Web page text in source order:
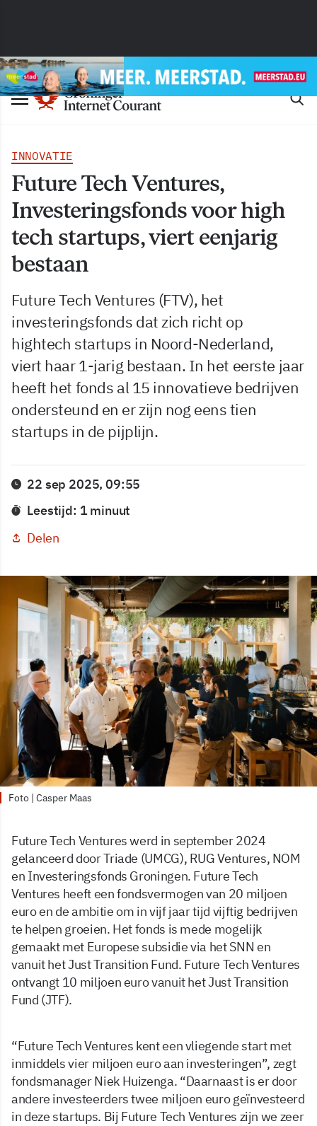
INNOVATIE
Future Tech Ventures,
Investeringsfonds voor high
tech startups, viert eenjarig
bestaan
Future Tech Ventures (FTV), het
investeringsfonds dat zich richt op
hightech startups in Noord-Nederland,
viert haar 1-jarig bestaan. In het eerste jaar
heeft het fonds al 15 innovatieve bedrijven
ondersteund en er zijn nog eens tien
startups in de pijplijn.
22 sep 2025, 09:55
Leestijd: 1 minuut
Delen
Foto | Casper Maas
Future Tech Ventures werd in september 2024
gelanceerd door Triade (UMCG), RUG Ventures, NOM
en Investeringsfonds Groningen. Future Tech
Ventures heeft een fondsvermogen van 20 miljoen
euro en de ambitie om in vijf jaar tijd vijftig bedrijven
te helpen groeien. Het fonds is mede mogelijk
gemaakt met Europese subsidie via het SNN en
vanuit het Just Transition Fund. Future Tech Ventures
ontvangt 10 miljoen euro vanuit het Just Transition
Fund (JTF).
“Future Tech Ventures kent een vliegende start met
inmiddels vier miljoen euro aan investeringen”, zegt
fondsmanager Niek Huizenga. “Daarnaast is er door
andere investeerders twee miljoen euro geïnvesteerd
in deze startups. Bij Future Tech Ventures zijn we zeer